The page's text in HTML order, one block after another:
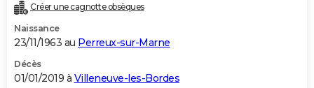
Créer une cagnotte obsèques
Naissance
23/11/1963 au Perreux-sur-Marne
Décès
01/01/2019 à Villeneuve-les-Bordes